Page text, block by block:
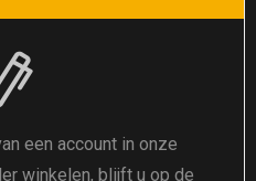
een account in onze
winkelen, blijft u op de